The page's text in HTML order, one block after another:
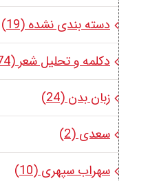
دسته بندی نشده (19)
دکلمه و تحلیل شعر (174)
زبان بدن (24)
سعدی (2)
سهراب سپهری (10)